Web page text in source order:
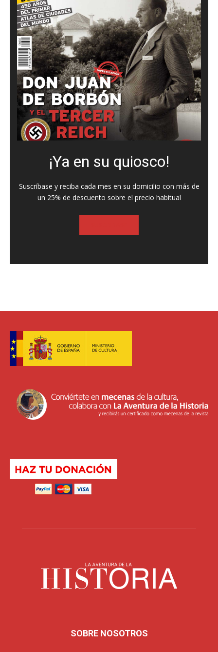
¡Ya en su quiosco!
Suscríbase y reciba cada mes en su domicilio con más de
un 25% de descuento sobre el precio habitual
SOBRE NOSOTROS